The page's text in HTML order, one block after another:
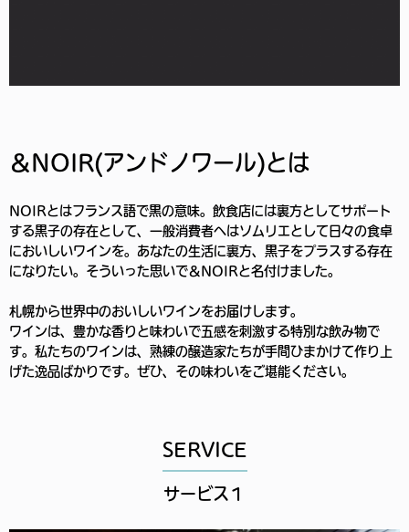
＆NOIR(アンドノワール)とは
NOIRとはフランス語で黒の意味。飲食店には裏方としてサポート
する黒子の存在として、一般消費者へはソムリエとして日々の食卓
においしいワインを。あなたの生活に裏方、黒子をプラスする存在
になりたい。そういった思いで＆NOIRと名付けました。
札幌から世界中のおいしいワインをお届けします。
ワインは、豊かな香りと味わいで五感を刺激する特別な飲み物で
す。私たちのワインは、熟練の醸造家たちが手間ひまかけて作り上
げた逸品ばかりです。ぜひ、その味わいをご堪能ください。
SERVICE
サービス１